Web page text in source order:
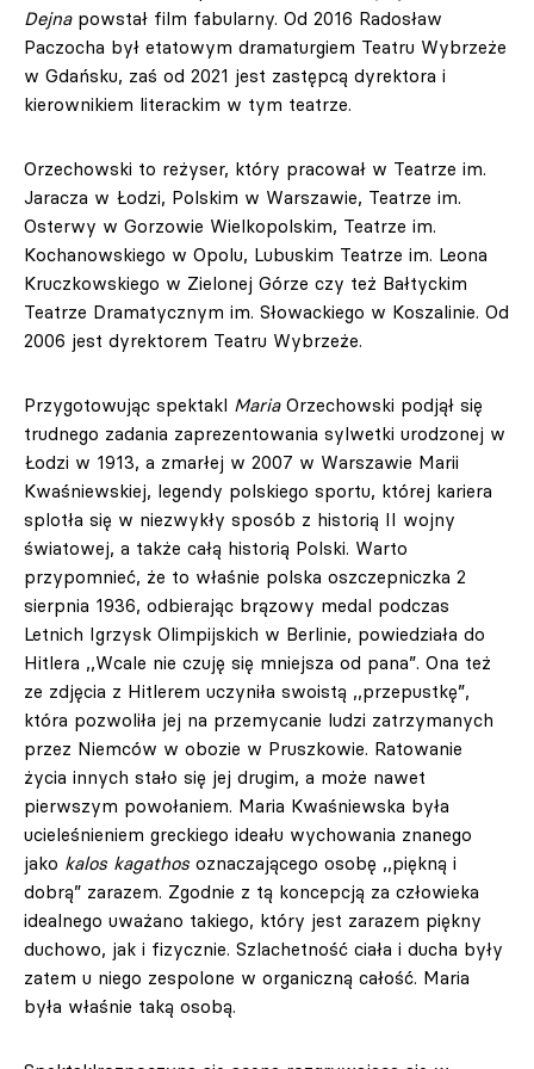
Dejna powstał film fabularny. Od 2016 Radosław
Paczocha był etatowym dramaturgiem Teatru Wybrzeże
w Gdańsku, zaś od 2021 jest zastępcą dyrektora i
kierownikiem literackim w tym teatrze.
Orzechowski to reżyser, który pracował w Teatrze im.
Jaracza w Łodzi, Polskim w Warszawie, Teatrze im.
Osterwy w Gorzowie Wielkopolskim, Teatrze im.
Kochanowskiego w Opolu, Lubuskim Teatrze im. Leona
Kruczkowskiego w Zielonej Górze czy też Bałtyckim
Teatrze Dramatycznym im. Słowackiego w Koszalinie. Od
2006 jest dyrektorem Teatru Wybrzeże.
Przygotowując spektakl Maria Orzechowski podjął się
trudnego zadania zaprezentowania sylwetki urodzonej w
Łodzi w 1913, a zmarłej w 2007 w Warszawie Marii
Kwaśniewskiej, legendy polskiego sportu, której kariera
splotła się w niezwykły sposób z historią II wojny
światowej, a także całą historią Polski. Warto
przypomnieć, że to właśnie polska oszczepniczka 2
sierpnia 1936, odbierając brązowy medal podczas
Letnich Igrzysk Olimpijskich w Berlinie, powiedziała do
Hitlera ,,Wcale nie czuję się mniejsza od pana”. Ona też
ze zdjęcia z Hitlerem uczyniła swoistą ,,przepustkę”,
która pozwoliła jej na przemycanie ludzi zatrzymanych
przez Niemców w obozie w Pruszkowie. Ratowanie
życia innych stało się jej drugim, a może nawet
pierwszym powołaniem. Maria Kwaśniewska była
ucieleśnieniem greckiego ideału wychowania znanego
jako kalos kagathos oznaczającego osobę ,,piękną i
dobrą” zarazem. Zgodnie z tą koncepcją za człowieka
idealnego uważano takiego, który jest zarazem piękny
duchowo, jak i fizycznie. Szlachetność ciała i ducha były
zatem u niego zespolone w organiczną całość. Maria
była właśnie taką osobą.